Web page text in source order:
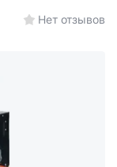
Нет отзывов